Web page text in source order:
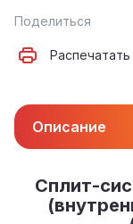
Поделиться
Распечатать
Описание
Сплит-